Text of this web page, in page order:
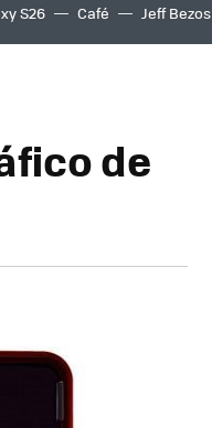
S26 Café Jeff Bezos
de